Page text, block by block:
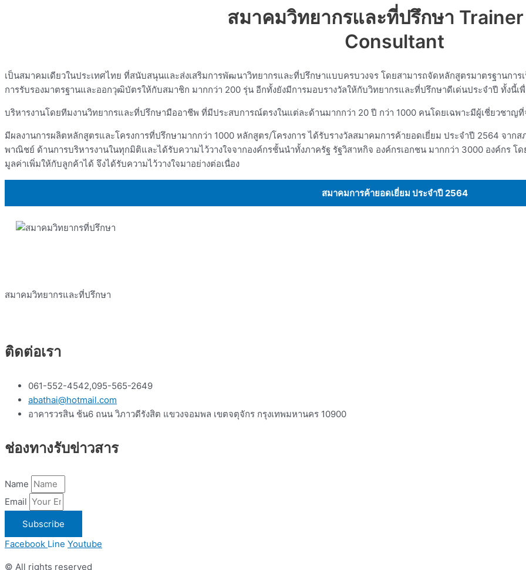
สมาคมวิทยากรและที่ปรึกษา
Consultant
เป็นสมาคมเดียวในประเทศไทย ที่สนับสนุนและส่งเสริมการพัฒนาวิทยากรและที่ปรึกษาแบบครบวงจร โดยสามารถจัดหลักสูตรมาตรฐานกา
การรับรองมาตรฐานและออกวุฒิบัตรให้กับสมาชิก มากกว่า 200 รุ่น อีกทั้งยังมีการมอบรางวัลให้กับวิทยากรและที่ปรึกษาดีเด่นประจำปี ทั้งนี้
บริหารงานโดยทีมงานวิทยากรและที่ปรึกษามืออาชีพ ที่มีประสบการณ์ตรงในแต่ละด้านมากกว่า 20 ปี กว่า 1000 คนโดยเฉพาะมีผู้เชี่ยวชา
มีผลงานการผลิตหลักสูตรและโครงการที่ปรึกษามากกว่า 1000 หลักสูตร/โครงการ ได้รับรางวัลสมาคมการค้ายอดเยี่ยม ประจำปี 2564 จาก
พาณิชย์ ด้านการบริหารงานในทุกมิติและได้รับความไว้วางใจจากองค์กรชั้นนำทั้งภาครัฐ รัฐวิสาหกิจ องค์กรเอกชน มากกว่า 3000 องค์กร โ
มูลค่าเพิ่มให้กับลูกค้าได้ จึงได้รับความไว้วางใจมาอย่างต่อเนื่อง
สมาคมการค้ายอดเยี่ยม ประจำปี 2564
สมาคมวิทยากรและที่ปรึกษา
ติดต่อเรา
061-552-4542,095-565-2649
abathai@hotmail.com
อาคารวรสิน ช้น6 ถนน วิภาวดีรังสิต แขวงจอมพล เขตจตุจักร กรุงเทพมหานคร 10900
ช่องทางรับข่าวสาร
Name
Email
Subscribe
Facebook Line Youtube
© All rights reserved